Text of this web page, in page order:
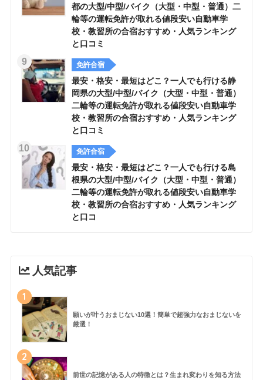
都の大型/中型/バイク（大型・中型・普通）二
輪等の運転免許が取れる値段安い自動車学
校・教習所の合宿おすすめ・人気ランキング
と口コミ
免許合宿
最安・格安・最短はどこ？一人でも行ける静
岡県の大型/中型/バイク（大型・中型・普通）
二輪等の運転免許が取れる値段安い自動車学
校・教習所の合宿おすすめ・人気ランキング
と口コミ
免許合宿
最安・格安・最短はどこ？一人でも行ける島
根県の大型/中型/バイク（大型・中型・普通）
二輪等の運転免許が取れる値段安い自動車学
校・教習所の合宿おすすめ・人気ランキング
と口コ
人気記事
1
願いが叶うおまじない10選！簡単で超強力なおまじないを
厳選！
2
前世の記憶がある人の特徴とは？生まれ変わりを知る方法